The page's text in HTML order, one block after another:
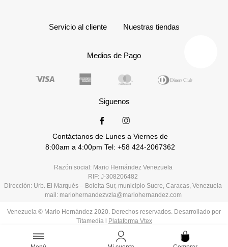
Servicio al cliente Nuestras tiendas
Medios de Pago
Siguenos
Contáctanos de Lunes a Viernes de
8:00am a 4:00pm Tel: +58 424-2067362
Razón social: Mario Hernández Venezuela
RIF: J-308206482
Dirección: Urb. El Marqués – Boleita Sur, municipio Sucre, Caracas, Venezuela
mail: mariohernandezvzla@mariohernandez.com
Venezuela © Mario Hernández 2020. Derechos reservados. Desarrollado por
Titamedia l Plataforma Vtex